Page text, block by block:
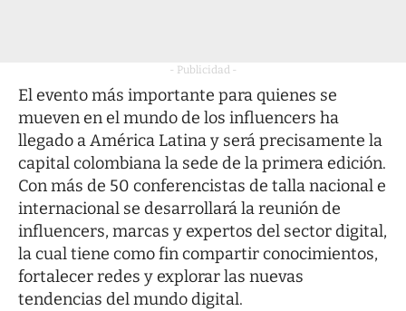
- Publicidad -
El evento más importante para quienes se
mueven en el mundo de los influencers ha
llegado a América Latina y será precisamente la
capital colombiana la sede de la primera edición.
Con más de 50 conferencistas de talla nacional e
internacional se desarrollará la reunión de
influencers, marcas y expertos del sector digital,
la cual tiene como fin compartir conocimientos,
fortalecer redes y explorar las nuevas
tendencias del mundo digital.